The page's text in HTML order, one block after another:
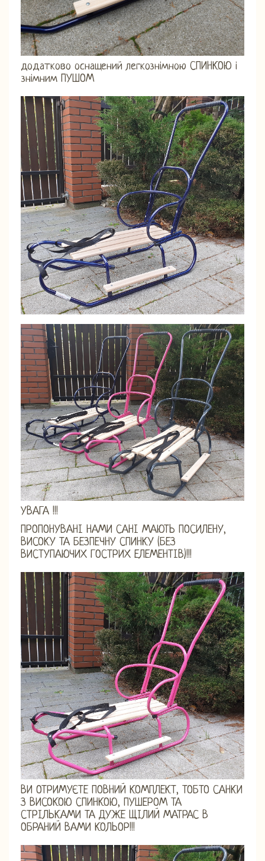
додатково оснащений легкознімною СПИНКОЮ і
знімним ПУШОМ
УВАГА !!!
ПРОПОНУВАНІ НАМИ САНІ МАЮТЬ ПОСИЛЕНУ,
ВИСОКУ ТА БЕЗПЕЧНУ СПИНКУ (БЕЗ
ВИСТУПАЮЧИХ ГОСТРИХ ЕЛЕМЕНТІВ)!!!
ВИ ОТРИМУЄТЕ ПОВНИЙ КОМПЛЕКТ, ТОБТО САНКИ
З ВИСОКОЮ СПИНКОЮ, ПУШЕРОМ ТА
СТРІЛЬКАМИ ТА ДУЖЕ ЩІЛИЙ МАТРАС В
ОБРАНИЙ ВАМИ КОЛЬОР!!!